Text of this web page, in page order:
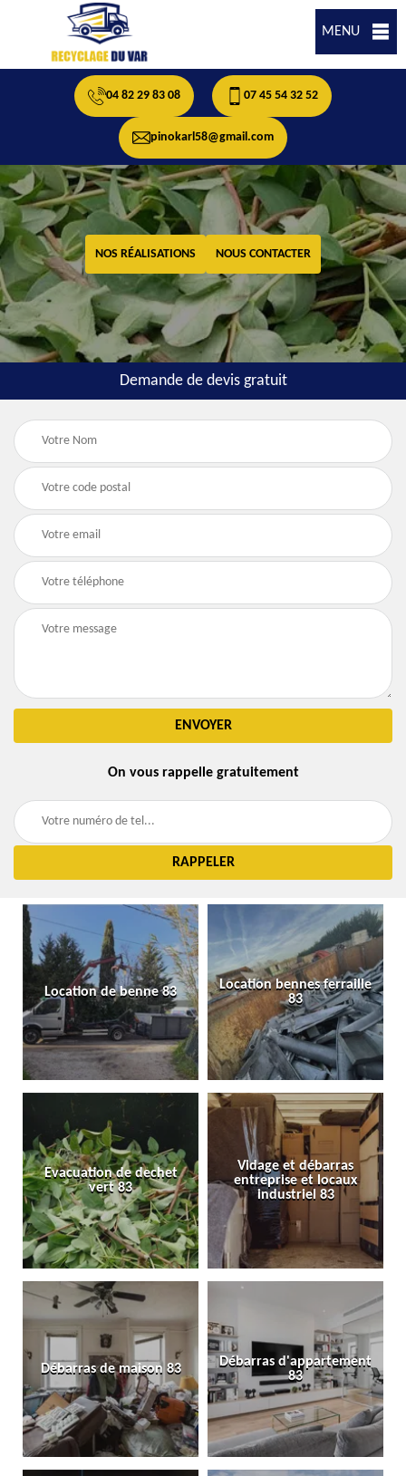
MENU
04 82 29 83 08 07 45 54 32 52
pinokarl58@gmail.com
NOS RÉALISATIONS NOUS CONTACTER
Demande de devis gratuit
On vous rappelle gratuitement
Location de benne 83
Location bennes ferraille
83
Evacuation de dechet
vert 83
Vidage et débarras
entreprise et locaux
industriel 83
Débarras de maison 83
Débarras d'appartement
83